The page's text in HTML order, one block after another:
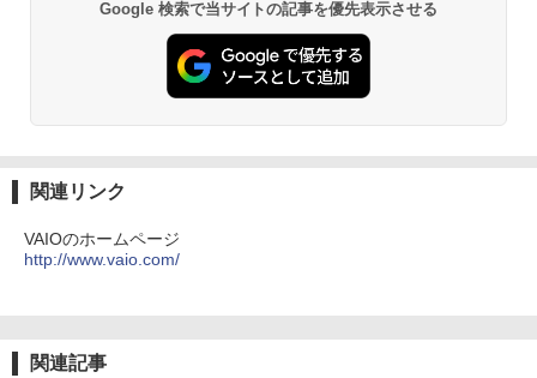
￥250
On My Road (Stadium ver.)
￥1,112
￥594
異世界居酒屋「のぶ」(22) (角川コミックス・
Google 検索で当サイトの記事を優先表示させる
関連リンク
VAIOのホームページ
http://www.vaio.com/
関連記事